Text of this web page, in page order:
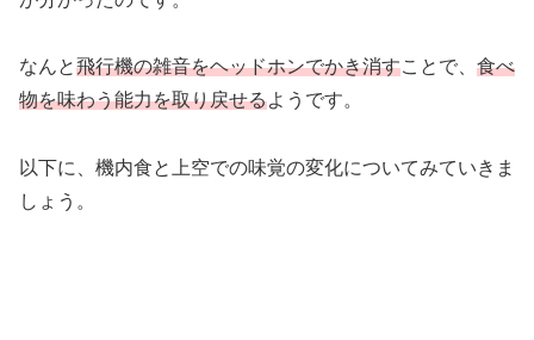
なんと飛行機の雑音をヘッドホンでかき消すことで、 食べ
物を味わう能力を取り戻せるようです。
以下に、機内食と上空での味覚の変化についてみていきま
しょう。